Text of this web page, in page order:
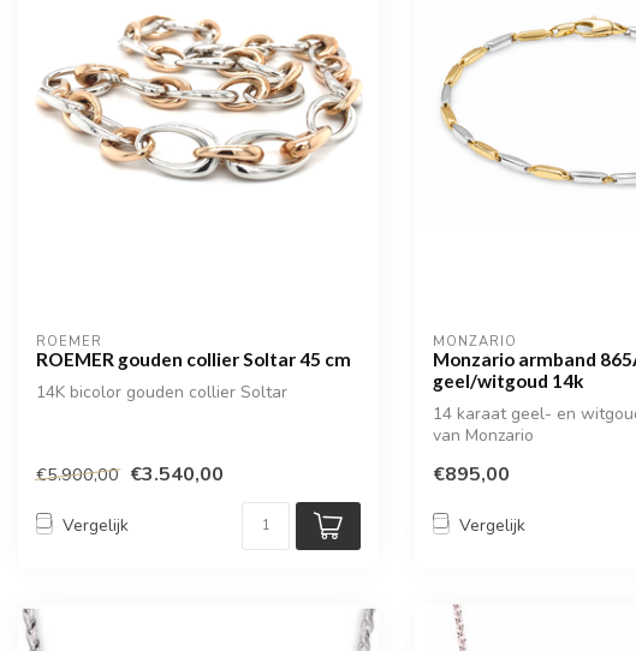
ROEMER
ROEMER gouden collier Soltar 45 cm
14K bicolor gouden collier Soltar
€5.900,00 €3.540,00
Vergelijk
MONZARIO
Monzario armband
geel/witgoud 14k
14 karaat geel- en
van Monzario
€895,00
Vergelijk